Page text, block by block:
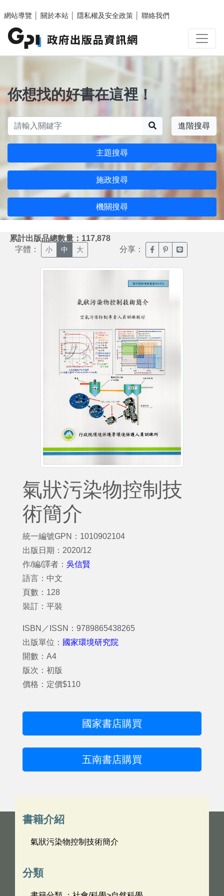
網站導覽
關於本站 隱私權及安全政策 聯絡我們
你想找的好書在這裡！
進階搜尋
主題搜尋
施政搜尋
機關搜尋
累計出版品總數量：117,878
字體： 小 中 大 分享： 臉書分享(另開新視窗)
噗浪分享(另開新
Line分享(另
氣狀污染物控制技
術簡介
統一編號GPN：1010902104
出版日期：2020/12
作/編/譯者： 吳信賢
語言：中文
頁數：128
裝訂：平裝
ISBN／ISSN：9789865438265
出版單位： 國家環境研究院
開數：A4
版次：初版
價格：定價$110
國家書店購買
五南書店購買
書籍介紹
氣狀污染物控制技術簡介
分類